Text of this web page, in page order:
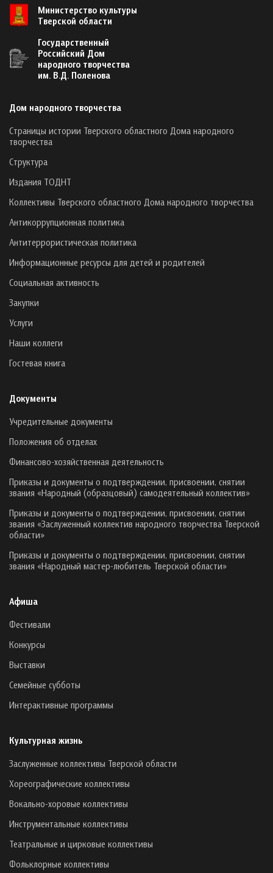
Министерство культуры
Тверской области
Государственный
Российский Дом
народного творчества
им. В.Д. Поленова
Дом народного творчества
Страницы истории Тверского областного Дома народного
творчества
Структура
Издания ТОДНТ
Коллективы Тверского областного Дома народного творчества
Антикоррупционная политика
Антитеррористическая политика
Информационные ресурсы для детей и родителей
Социальная активность
Закупки
Услуги
Наши коллеги
Гостевая книга
Документы
Учредительные документы
Положения об отделах
Финансово-хозяйственная деятельность
Приказы и документы о подтверждении, присвоении, снятии
звания «Народный (образцовый) самодеятельный коллектив»
Приказы и документы о подтверждении, присвоении, снятии
звания «Заслуженный коллектив народного творчества Тверской
области»
Приказы и документы о подтверждении, присвоении, снятии
звания «Народный мастер-любитель Тверской области»
Афиша
Фестивали
Конкурсы
Выставки
Семейные субботы
Интерактивные программы
Культурная жизнь
Заслуженные коллективы Тверской области
Хореографические коллективы
Вокально-хоровые коллективы
Инструментальные коллективы
Театральные и цирковые коллективы
Фольклорные коллективы